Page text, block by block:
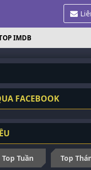
IMDB
FACEBOOK
Top Tuần
Top